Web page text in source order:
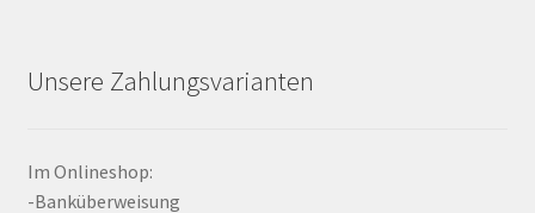
Unsere Zahlungsvarianten
Im Onlineshop:
-Banküberweisung